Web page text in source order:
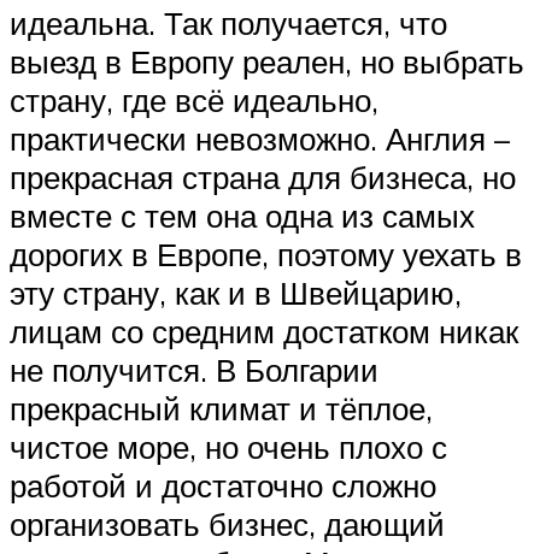
идеальна. Так получается, что
выезд в Европу реален, но выбрать
страну, где всё идеально,
практически невозможно. Англия –
прекрасная страна для бизнеса, но
вместе с тем она одна из самых
дорогих в Европе, поэтому уехать в
эту страну, как и в Швейцарию,
лицам со средним достатком никак
не получится. В Болгарии
прекрасный климат и тёплое,
чистое море, но очень плохо с
работой и достаточно сложно
организовать бизнес, дающий